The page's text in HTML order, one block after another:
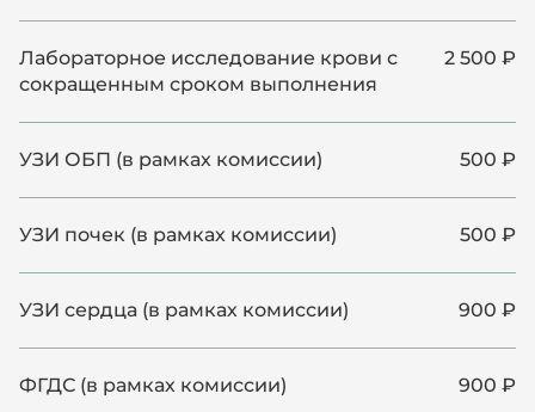
Лабораторное исследование крови с
сокращенным сроком выполнения
2 500 ₽
УЗИ ОБП (в рамках комиссии) 500 ₽
УЗИ почек (в рамках комиссии) 500 ₽
УЗИ сердца (в рамках комиссии) 900 ₽
ФГДС (в рамках комиссии) 900 ₽